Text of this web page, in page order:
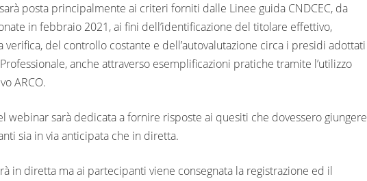
sarà posta principalmente ai criteri forniti dalle Linee guida CNDCEC, da
in febbraio 2021, ai fini dell’identificazione del titolare effettivo,
verifica, del controllo costante e dell’autovalutazione circa i presidi adottati
anche attraverso esemplificazioni pratiche tramite l’utilizzo
ARCO.
webinar sarà dedicata a fornire risposte ai quesiti che dovessero giungere
sia in via anticipata che in diretta.
in diretta ma ai partecipanti viene consegnata la registrazione ed il